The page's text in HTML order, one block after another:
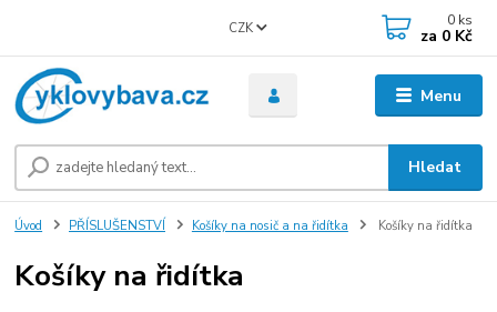
Menu
CZK
Hledat
0 ks
za 0 Kč
Úvod PŘÍSLUŠENSTVÍ Košíky na nosič a na řidítka Košíky na řidítka
Košíky na řidítka